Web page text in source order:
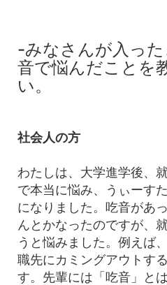
-みなさんが入っ
音で悩んだことを
い。
社会人の方
わたしは、大学進学後、
で本当に悩み、うぃーす
になりました。吃音があ
んとかなったのですが、
うと悩みました。例えば
職先にカミングアウトす
す。先輩には「吃音」と